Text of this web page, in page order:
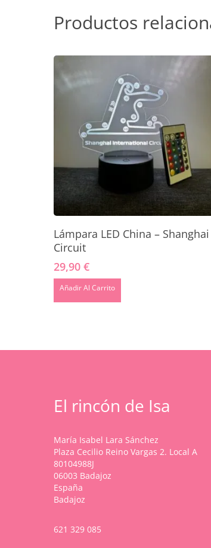
Productos
Añadir Al Carrito
Lámpara LED China – Shanghai
Circuit
29,90 €
Añadir Al Carrito
El rincón de Isa
María Isabel Lara Sánchez
Plaza Cecilio Reino Vargas 2. Local A
80104988J
06003 Badajoz
España
Badajoz
621 329 085